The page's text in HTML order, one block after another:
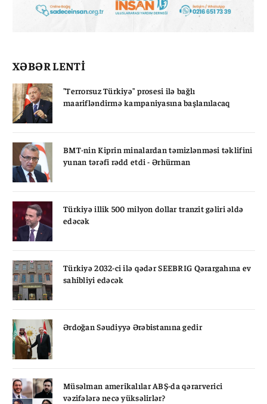
XƏBƏR LENTİ
"Terrorsuz Türkiyə" prosesi ilə bağlı
maarifləndirmə kampaniyasına başlanılacaq
BMT-nin Kiprin minalardan təmizlənməsi təklifini
yunan tərəfi rədd etdi - Ərhürman
Türkiyə illik 500 milyon dollar tranzit gəliri əldə
edəcək
Türkiyə 2032-ci ilə qədər SEEBRIG Qərargahına ev
sahibliyi edəcək
Ərdoğan Səudiyyə Ərəbistanına gedir
Müsəlman amerikalılar ABŞ-da qərarverici
vəzifələrə necə yüksəlirlər?